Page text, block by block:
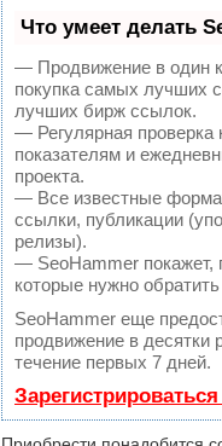
Что умеет делать
— Продвижение в один
покупка самых лучших
лучших бирж ссылок.
— Регулярная проверка
показателям и
проекта.
— Все известные
ссылки, публикации
релизы).
— SeoHammer покажет,
которые нужно
SeoHammer еще
продвижение в десятки
течение первых 7 дней.